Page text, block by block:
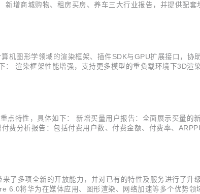
增商城购物、租房买房、养车三大行业报告，并提供配
，...
机图形学领域的渲染框架、插件SDK与GPU扩展接口，协
渲染框架性能增强，支持更多模型的重负载环境下3D渲
特性，具体如下： 新增买量用户报告：全面展示买量的
费分析报告：包括付费用户数、付费金额、付费率、
了多项全新的开放能力，并对已有的特性及服务进行了
6.0将华为在媒体应用、图形渲染、网络加速等多个优势